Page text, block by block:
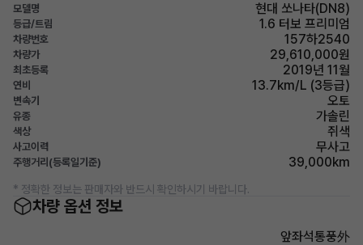
모델명 현대 쏘나타(DN8)
등급/트림 1.6 터보 프리미엄
차량번호 157하2540
차량가 29,610,000원
최초등록 2019년 11월
연비 13.7km/L (3등급)
변속기 오토
유종 가솔린
색상 쥐색
사고이력 무사고
주행거리(등록일기준) 39,000km
* 정확한 정보는 판매자와 반드시 확인하시기 바랍니다.
차량 옵션 정보
앞좌석통풍外